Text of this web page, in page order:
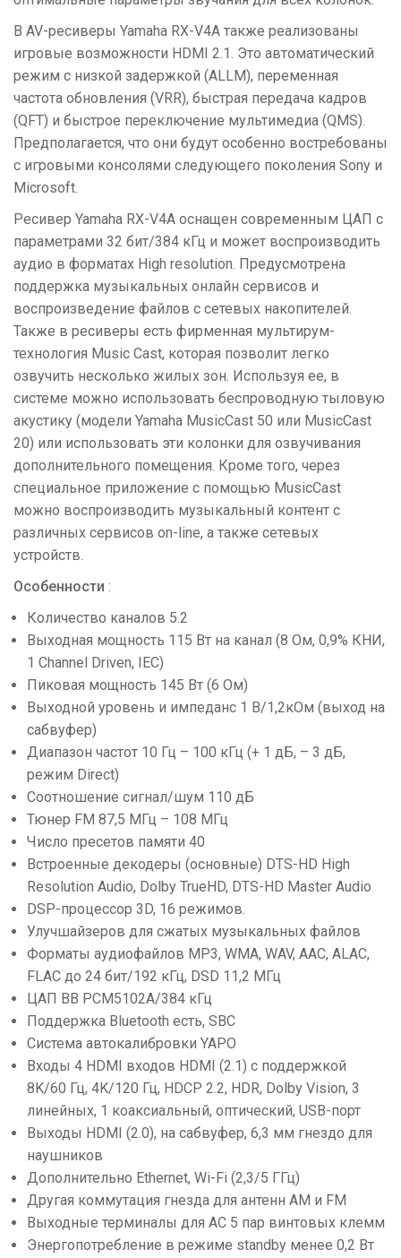
В AV-ресиверы Yamaha RX-V4A также реализованы
игровые возможности HDMI 2.1. Это автоматический
режим с низкой задержкой (ALLM), переменная
частота обновления (VRR), быстрая передача кадров
(QFT) и быстрое переключение мультимедиа (QMS).
Предполагается, что они будут особенно востребованы
с игровыми консолями следующего поколения Sony и
Microsoft.
Ресивер Yamaha RX-V4A оснащен современным ЦАП с
параметрами 32 бит/384 кГц и может воспроизводить
аудио в форматах High resolution. Предусмотрена
поддержка музыкальных онлайн сервисов и
воспроизведение файлов с сетевых накопителей.
Также в ресиверы есть фирменная мультирум-
технология Music Cast, которая позволит легко
озвучить несколько жилых зон. Используя ее, в
системе можно использовать беспроводную тыловую
акустику (модели Yamaha MusicCast 50 или MusicCast
20) или использовать эти колонки для озвучивания
дополнительного помещения. Кроме того, через
специальное приложение с помощью MusiсCast
можно воспроизводить музыкальный контент с
различных сервисов on-line, а также сетевых
устройств.
Особенности :
Количество каналов 5.2
Выходная мощность 115 Вт на канал (8 Ом, 0,9% КНИ,
1 Channel Driven, IEC)
Пиковая мощность 145 Вт (6 Ом)
Выходной уровень и импеданс 1 В/1,2кОм (выход на
сабвуфер)
Диапазон частот 10 Гц – 100 кГц (+ 1 дБ, – 3 дБ,
режим Direct)
Соотношение сигнал/шум 110 дБ
Тюнер FM 87,5 МГц – 108 МГц
Число пресетов памяти 40
Встроенные декодеры (основные) DTS-HD High
Resolution Audio, Dolby TrueHD, DTS-HD Master Audio
DSP-процессор 3D, 16 режимов.
Улучшайзеров для сжатых музыкальных файлов
Форматы аудиофайлов MP3, WMA, WAV, AAC, ALAC,
FLAC до 24 бит/192 кГц, DSD 11,2 МГц
ЦАП BB PCM5102A/384 кГц
Поддержка Bluetooth есть, SBC
Система автокалибровки YAPO
Входы 4 HDMI входов HDMI (2.1) с поддержкой
8K/60 Гц, 4K/120 Гц, HDCP 2.2, HDR, Dolby Vision, 3
линейных, 1 коаксиальный, оптический, USB-порт
Выходы HDMI (2.0), на сабвуфер, 6,3 мм гнездо для
наушников
Дополнительно Ethernet, Wi-Fi (2,3/5 ГГц)
Другая коммутация гнезда для антенн AM и FM
Выходные терминалы для АС 5 пар винтовых клемм
Энергопотребление в режиме standby менее 0,2 Вт